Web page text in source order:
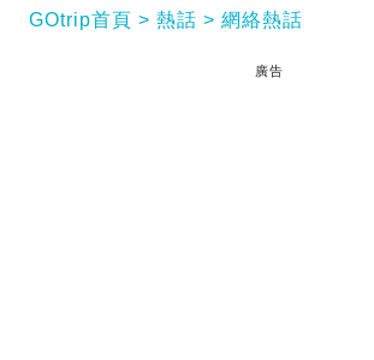
GOtrip首頁 熱話 網絡熱話
廣告